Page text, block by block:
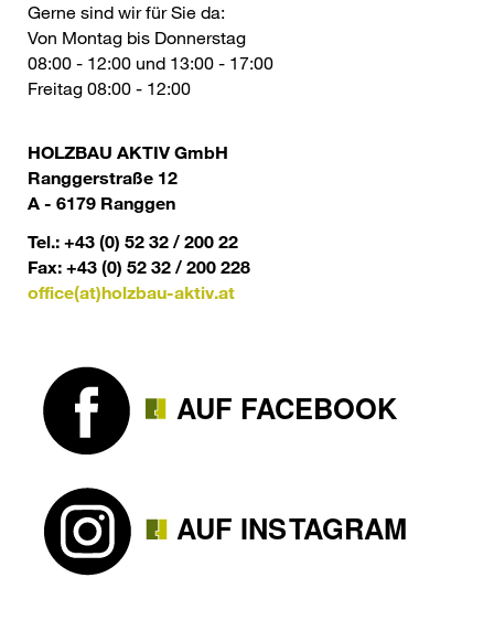
Gerne sind wir für Sie da:
Von Montag bis Donnerstag
08:00 - 12:00 und 13:00 - 17:00
Freitag 08:00 - 12:00
HOLZBAU AKTIV GmbH
Ranggerstraße 12
A - 6179 Ranggen
Tel.: +43 (0) 52 32 / 200 22
Fax: +43 (0) 52 32 / 200 228
office(at)holzbau-aktiv.at